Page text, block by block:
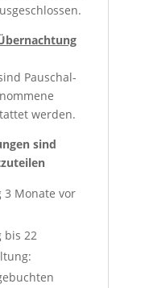
Pauschal-
werden.
sind
Monate vor
bis 22